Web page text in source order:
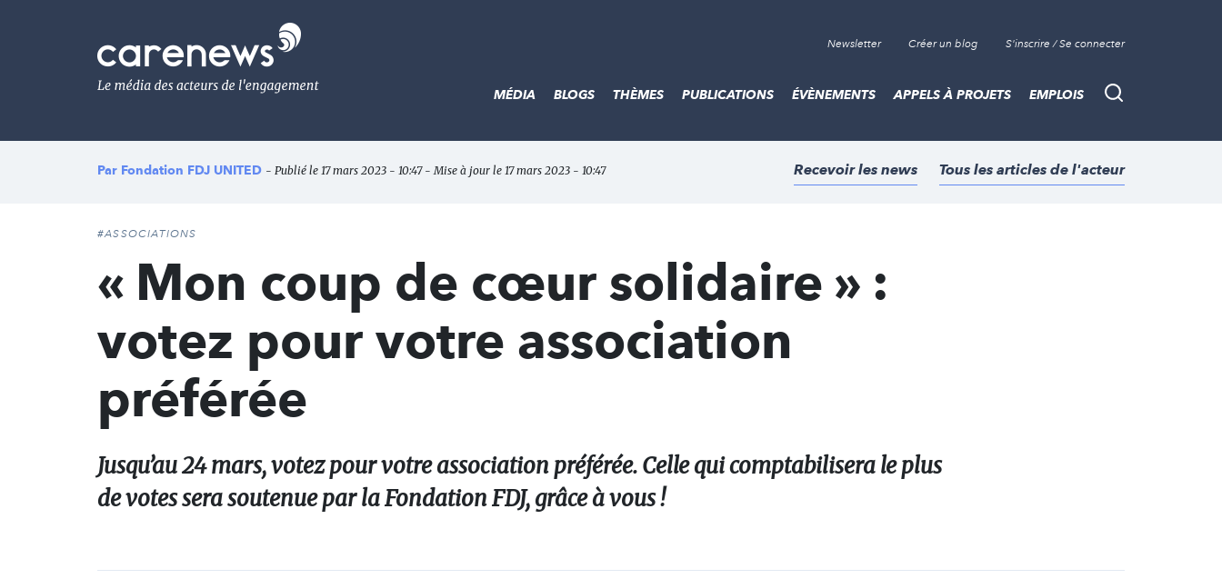
Le
média
de
l'engagement
Newsletter Créer un blog S'inscrire / Se connecter
Recherche
MÉDIA BLOGS THÈMES PUBLICATIONS ÉVÈNEMENTS APPELS À PROJETS EMPLOIS
Par Fondation FDJ UNITED - Publié le 17 mars 2023 - 10:47 - Mise à jour le 17 mars 2023 - 10:47 Recevoir les news Tous les articles de l'acteur
#ASSOCIATIONS
« Mon coup de cœur solidaire » :
votez pour votre association
préférée
Jusqu’au 24 mars, votez pour votre association préférée. Celle qui comptabilisera le plus
de votes sera soutenue par la Fondation FDJ, grâce à vous !